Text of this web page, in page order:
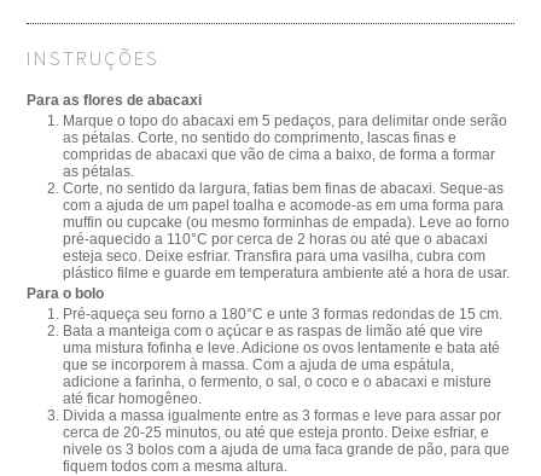
INSTRUÇÕES
Para as flores de abacaxi
Marque o topo do abacaxi em 5 pedaços, para delimitar onde serão
as pétalas. Corte, no sentido do comprimento, lascas finas e
compridas de abacaxi que vão de cima a baixo, de forma a formar
as pétalas.
Corte, no sentido da largura, fatias bem finas de abacaxi. Seque-as
com a ajuda de um papel toalha e acomode-as em uma forma para
muffin ou cupcake (ou mesmo forminhas de empada). Leve ao forno
pré-aquecido a 110°C por cerca de 2 horas ou até que o abacaxi
esteja seco. Deixe esfriar. Transfira para uma vasilha, cubra com
plástico filme e guarde em temperatura ambiente até a hora de usar.
Para o bolo
Pré-aqueça seu forno a 180°C e unte 3 formas redondas de 15 cm.
Bata a manteiga com o açúcar e as raspas de limão até que vire
uma mistura fofinha e leve. Adicione os ovos lentamente e bata até
que se incorporem à massa. Com a ajuda de uma espátula,
adicione a farinha, o fermento, o sal, o coco e o abacaxi e misture
até ficar homogêneo.
Divida a massa igualmente entre as 3 formas e leve para assar por
cerca de 20-25 minutos, ou até que esteja pronto. Deixe esfriar, e
nivele os 3 bolos com a ajuda de uma faca grande de pão, para que
fiquem todos com a mesma altura.